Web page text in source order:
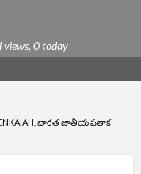
0 today
VENKAIAH, భారత జాతీయ పతాక